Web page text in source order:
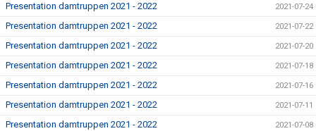
Presentation damtruppen 2021 - 2022 2021-07-24
Presentation damtruppen 2021 - 2022 2021-07-22
Presentation damtruppen 2021 - 2022 2021-07-20
Presentation damtruppen 2021 - 2022 2021-07-18
Presentation damtruppen 2021 - 2022 2021-07-16
Presentation damtruppen 2021 - 2022 2021-07-11
Presentation damtruppen 2021 - 2022 2021-07-08